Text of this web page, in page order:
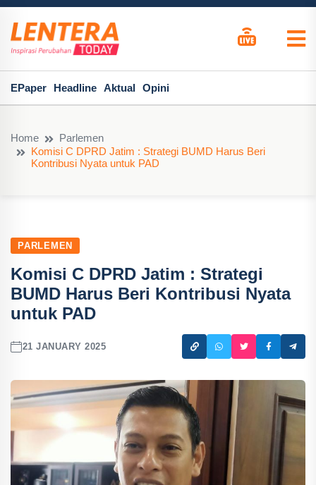
EPaper Headline Aktual Opini
Home
Parlemen
Komisi C DPRD Jatim : Strategi BUMD Harus Beri
Kontribusi Nyata untuk PAD
PARLEMEN
Komisi C DPRD Jatim : Strategi
BUMD Harus Beri Kontribusi Nyata
untuk PAD
21 JANUARY 2025